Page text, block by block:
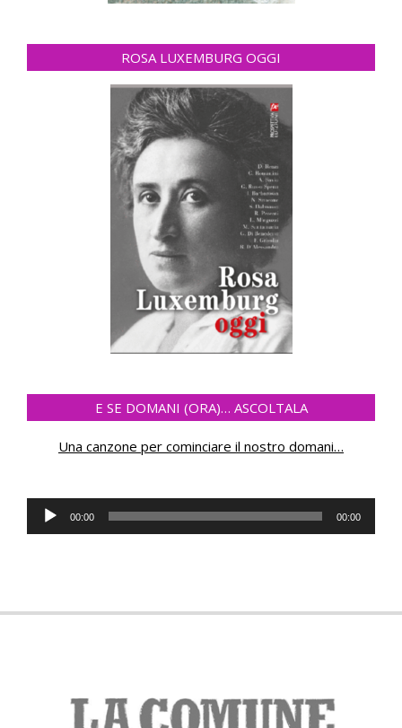
ROSA LUXEMBURG OGGI
E SE DOMANI (ORA)… ASCOLTALA
Una canzone per cominciare il nostro domani…
Audio
Player
00:00 00:00